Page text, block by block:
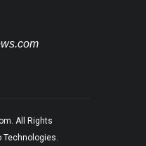
. All Rights
Technologies